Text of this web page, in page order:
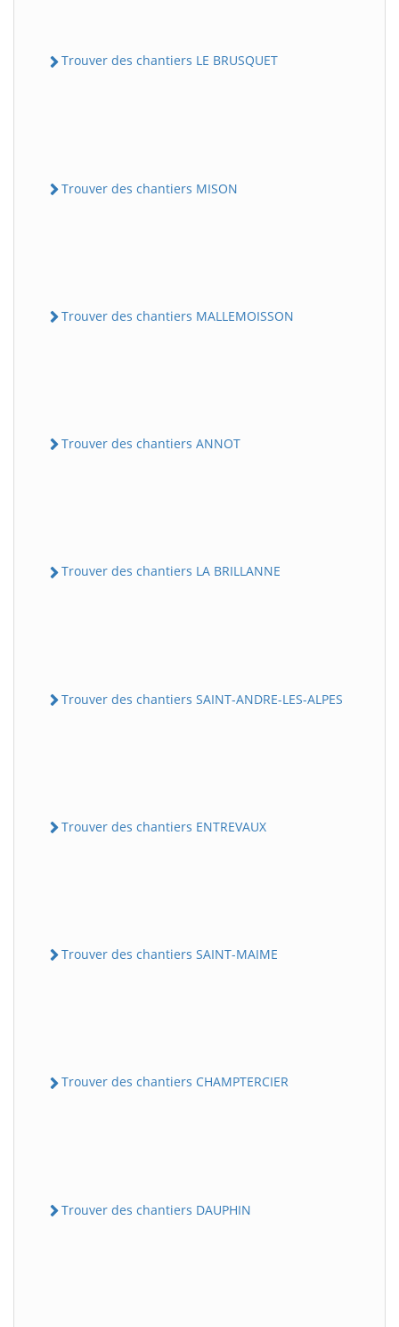
Trouver des chantiers LE BRUSQUET
Trouver des chantiers MISON
Trouver des chantiers MALLEMOISSON
Trouver des chantiers ANNOT
Trouver des chantiers LA BRILLANNE
Trouver des chantiers SAINT-ANDRE-LES-ALPES
Trouver des chantiers ENTREVAUX
Trouver des chantiers SAINT-MAIME
Trouver des chantiers CHAMPTERCIER
Trouver des chantiers DAUPHIN